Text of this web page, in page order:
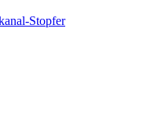
Stopfer